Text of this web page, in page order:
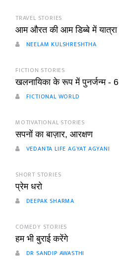
TRAVEL STORIES
आम औरत की आम डिब्बे में यात्रा
NEELAM KULSHRESHTHA
FICTION STORIES
खलनायिका के रूप में पुनर्जन्म - 6
FICTIONAL WORLD
MOTIVATIONAL STORIES
सपनों का बाज़ार, आरक्षण
VEDANTA LIFE AGYAT AGYANI
SHORT STORIES
प्रेम धरो
DEEPAK SHARMA
COMEDY STORIES
हम भी बुराई करेंगे
DR SANDIP AWASTHI